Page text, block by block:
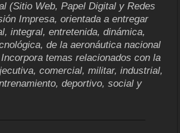
(Sitio Web, Papel Digital y Redes
Impresa, orientada a entregar
integral, entretenida, dinámica,
de la aeronáutica nacional
temas relacionados con la
comercial, militar, industrial,
deportivo, social y